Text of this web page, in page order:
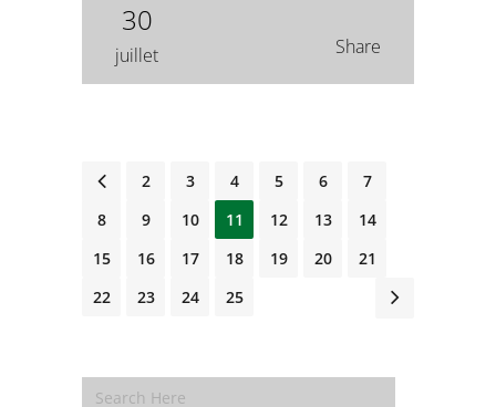
30
juillet Share
1 2 3 4 5 6
7
8
9 10 11 12 13
14
15
16 17 18 19 20
21
22
23 24 25